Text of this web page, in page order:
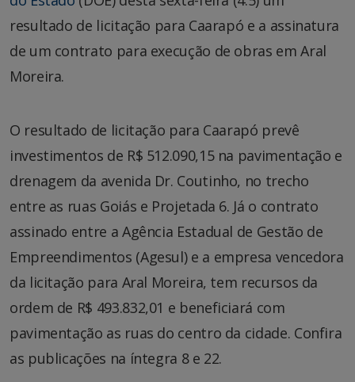
resultado de licitação para Caarapó e a assinatura
de um contrato para execução de obras em Aral
Moreira.
O resultado de licitação para Caarapó prevê
investimentos de R$ 512.090,15 na pavimentação e
drenagem da avenida Dr. Coutinho, no trecho
entre as ruas Goiás e Projetada 6. Já o contrato
assinado entre a Agência Estadual de Gestão de
Empreendimentos (Agesul) e a empresa vencedora
da licitação para Aral Moreira, tem recursos da
ordem de R$ 493.832,01 e beneficiará com
pavimentação as ruas do centro da cidade. Confira
as publicações na íntegra 8 e 22.